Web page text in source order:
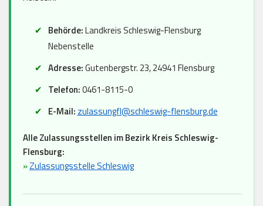
Behörde:Landkreis Schleswig-Flensburg
Nebenstelle
Adresse:Gutenbergstr. 23, 24941 Flensburg
Telefon:0461-8115-0
E-Mail: zulassungfl@schleswig-flensburg.de
Alle Zulassungsstellen im Bezirk Kreis Schleswig-
Flensburg:
»Zulassungsstelle Schleswig